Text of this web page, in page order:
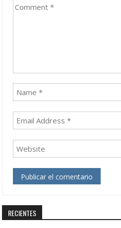
RECIENTES